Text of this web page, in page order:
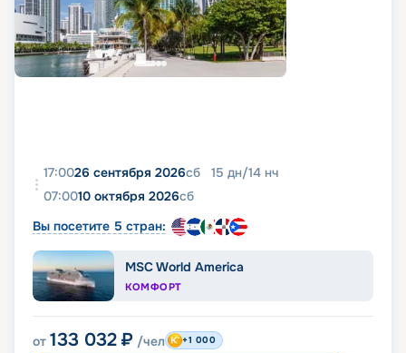
17:0026 сентября 2026сб 15 дн/14 нч
07:0010 октября 2026сб
Вы посетите 5 стран:
MSC World America
КОМФОРТ
от 133 032 ₽ /чел +1 000